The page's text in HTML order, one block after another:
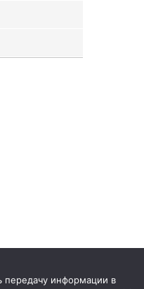
передачу информации в